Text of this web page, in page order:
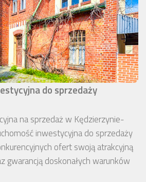
do sprzedaży
na sprzedaż w Kędzierzynie-
inwestycyjna do sprzedaży
ofert swoją atrakcyjną
gwarancją doskonałych warunków